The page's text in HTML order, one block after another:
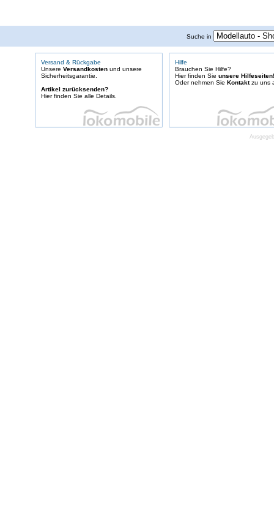
Suche in
Versand & Rückgabe
Unsere Versandkosten und unsere
Sicherheitsgarantie.
Artikel zurücksenden?
Hier finden Sie alle Details.
Hilfe
Brauchen Sie Hilfe?
Hier finden Sie unsere Hilfeseiten!
Oder nehmen Sie Kontaktzu uns